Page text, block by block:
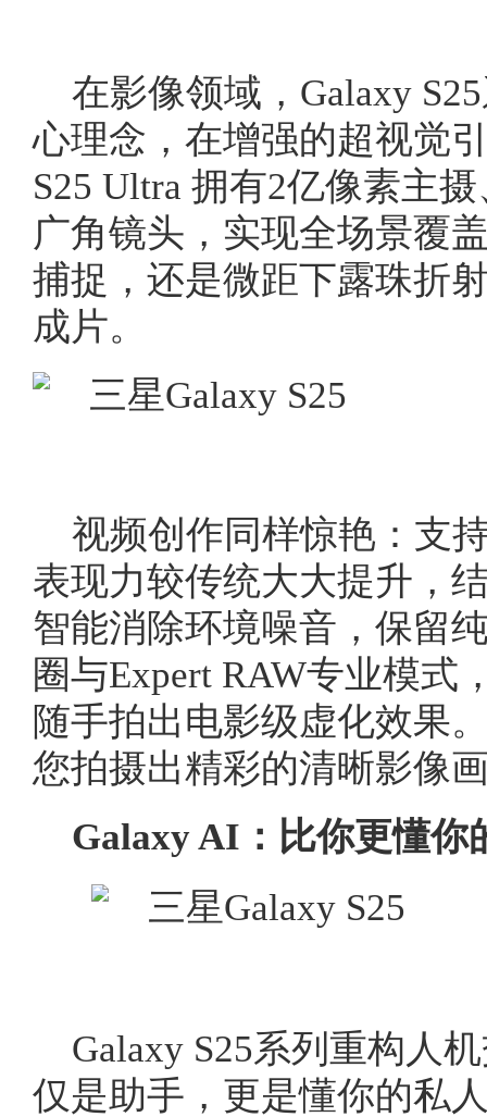
在影像领域，Galaxy
心理念，在增强的超视觉
S25 Ultra 拥有2亿像素主
广角镜头，实现全场景覆
捕捉，还是微距下露珠折
成片。
视频创作同样惊艳：支
表现力较传统大大提升，
智能消除环境噪音，保留
圈与Expert RAW专业模式
随手拍出电影级虚化效果
您拍摄出精彩的清晰影像
Galaxy AI：比你更懂你
Galaxy S25系列重构人
仅是助手，更是懂你的私